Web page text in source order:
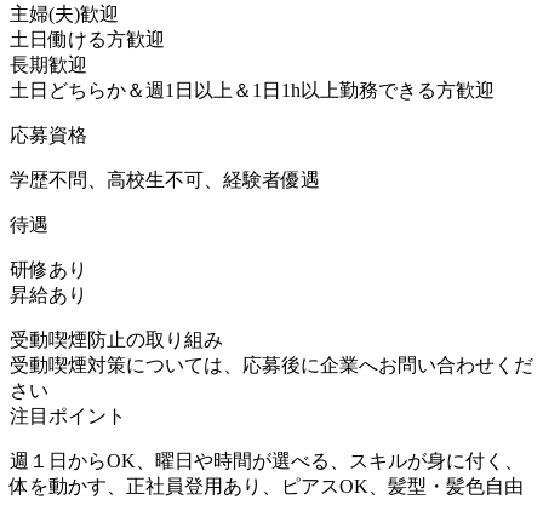
主婦(夫)歓迎
土日働ける方歓迎
長期歓迎
土日どちらか＆週1日以上＆1日1h以上勤務できる方歓迎
応募資格
学歴不問、高校生不可、経験者優遇
待遇
研修あり
昇給あり
受動喫煙防止の取り組み
受動喫煙対策については、応募後に企業へお問い合わせくだ
さい
注目ポイント
週１日からOK、曜日や時間が選べる、スキルが身に付く、
体を動かす、正社員登用あり、ピアスOK、髪型・髪色自由